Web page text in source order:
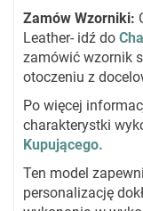
Zamów Wzorniki:
Leather- idź do
zamówić wzornik
otoczeniu z
Po więcej
charakterystki
Kupującego.
Ten model
personalizację